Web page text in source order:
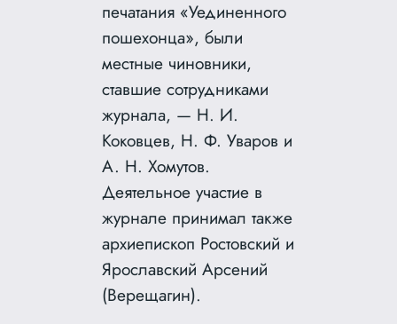
печатания «Уединенного
пошехонца», были
местные чиновники,
ставшие сотрудниками
журнала, — Н. И.
Коковцев, Н. Ф. Уваров и
А. Н. Хомутов.
Деятельное участие в
журнале принимал также
архиепископ Ростовский и
Ярославский Арсений
(Верещагин).